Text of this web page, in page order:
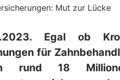
Mut zur Lücke
Egal ob
für
rund 18